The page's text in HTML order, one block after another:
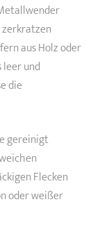
aus Holz oder
leer und
die
gereinigt
Flecken
oder weißer